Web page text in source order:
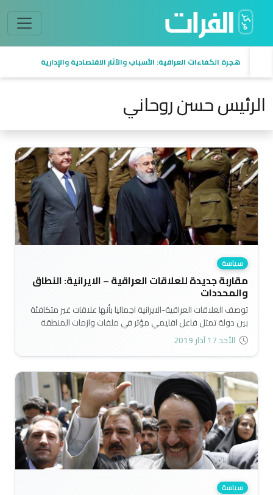
هجرة الكفاءات العراقية: الأسباب والآثار الاقتصادية والإدارية
الرئيس حسن روحاني
سياسة
مقاربة جديدة للعلاقات العراقية – الايرانية: النطاق
والمحددات
توصف العلاقات العراقية-الايرانية اجماليا بأنها علاقات غير متكافئة
بين دولة تمثل فاعل اقليمي مؤثر في ملفات وازمات المنطقة
وهي طرف بصراع اقليمي ودولي، واخرى دولة اقل ما توصف به
انها تعاني ازمات عدة تشل كل قطاعات الحياة ومجالات السياسة
ولا يمكنها نفض غبارها..
الأحد 17 آذار 2019
سياسة